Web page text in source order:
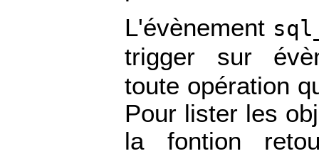
L'évènement
trigger sur
toute opération
Pour lister les
la fontion